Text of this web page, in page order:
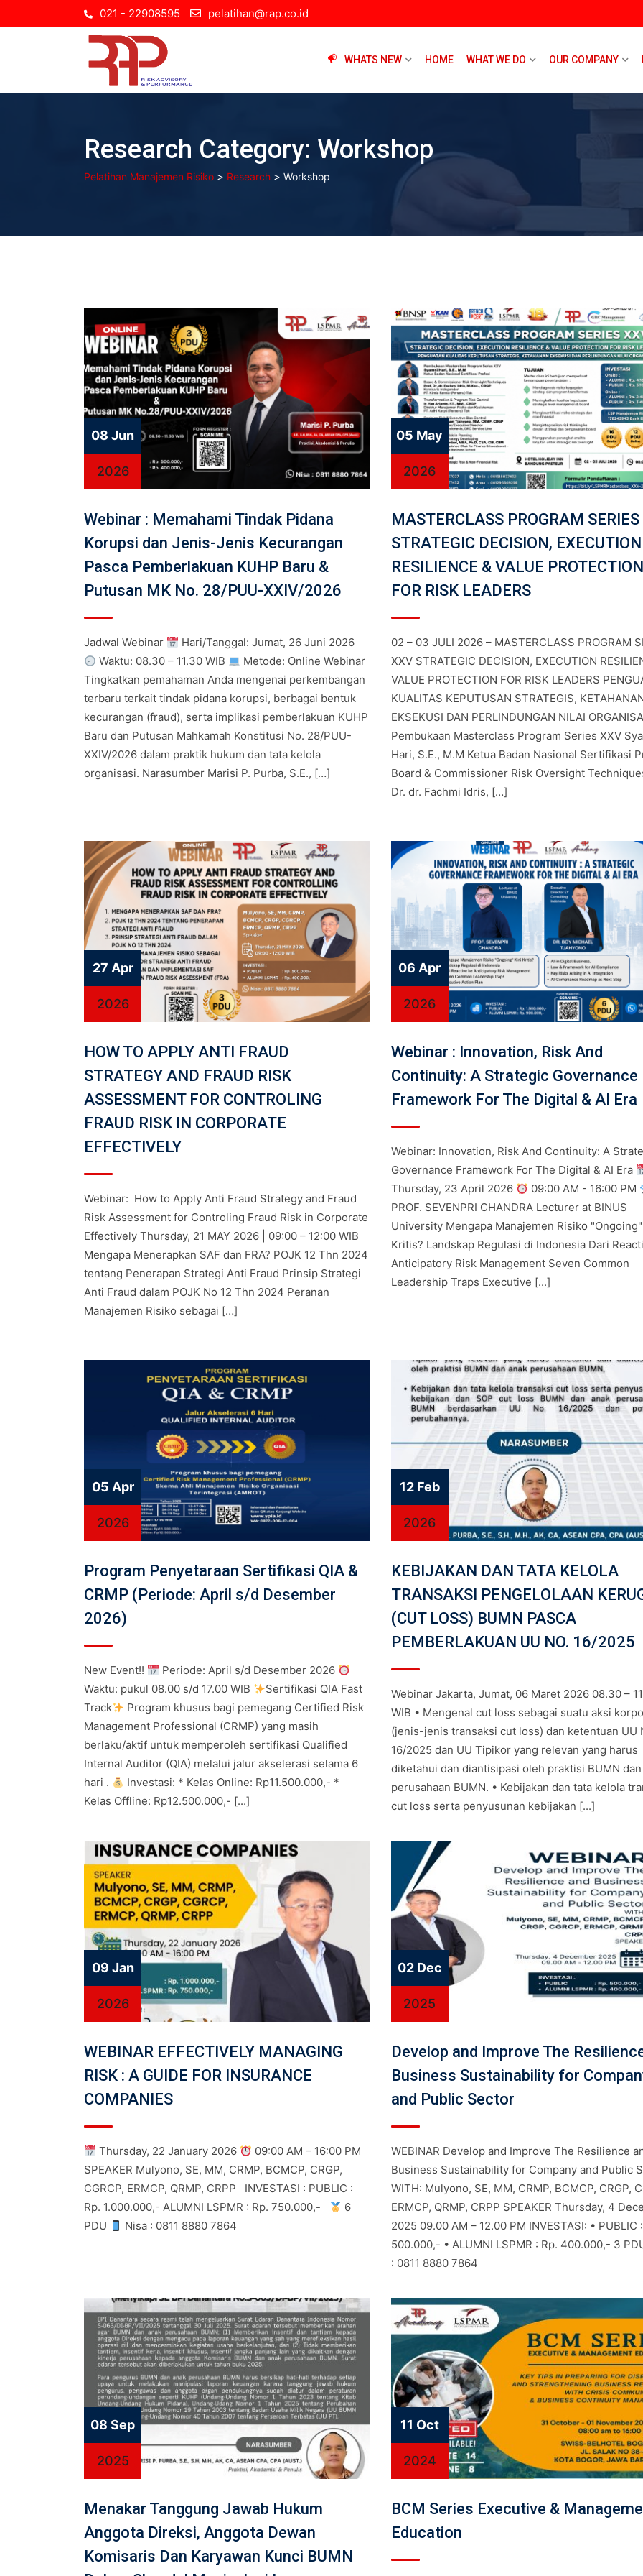
to
021 - 22908595 pelatihan@rap.co.id
WHATS NEW HOME WHAT WE DO OUR COMPANY
Research Category: Workshop
Pelatihan Manajemen Risiko > Research > Workshop
08 Jun
2026
Webinar : Memahami Tindak Pidana
Korupsi dan Jenis-Jenis Kecurangan
Pasca Pemberlakuan KUHP Baru &
Putusan MK No. 28/PUU-XXIV/2026
Jadwal Webinar
Hari/Tanggal: Jumat, 26 Juni 2026
Waktu: 08.30 – 11.30 WIB
Metode: Online Webinar
Tingkatkan pemahaman Anda mengenai perkembangan
terbaru terkait tindak pidana korupsi, berbagai bentuk
kecurangan (fraud), serta implikasi pemberlakuan KUHP
Baru dan Putusan Mahkamah Konstitusi No. 28/PUU-
XXIV/2026 dalam praktik hukum dan tata kelola
organisasi. Narasumber Marisi P. Purba, S.E., […]
05 May
2026
MASTERCLASS PROGRAM
STRATEGIC DECISION, EXECUTION
RESILIENCE & VALUE PROTECTION
FOR RISK LEADERS
02 – 03 JULI 2026 – MASTERCLASS PROGRAM
XXV STRATEGIC DECISION, EXECUTION
VALUE PROTECTION FOR RISK LEADERS
KUALITAS KEPUTUSAN STRATEGIS,
EKSEKUSI DAN PERLINDUNGAN NILAI
Pembukaan Masterclass Program Series XXV
Hari, S.E., M.M Ketua Badan Nasional Sertifikasi
Board & Commissioner Risk Oversight
Dr. dr. Fachmi Idris, […]
27 Apr
2026
HOW TO APPLY ANTI FRAUD
STRATEGY AND FRAUD RISK
ASSESSMENT FOR CONTROLING
FRAUD RISK IN CORPORATE
EFFECTIVELY
Webinar: How to Apply Anti Fraud Strategy and Fraud
Risk Assessment for Controling Fraud Risk in Corporate
Effectively Thursday, 21 MAY 2026 | 09:00 – 12:00 WIB
Mengapa Menerapkan SAF dan FRA? POJK 12 Thn 2024
tentang Penerapan Strategi Anti Fraud Prinsip Strategi
Anti Fraud dalam POJK No 12 Thn 2024 Peranan
Manajemen Risiko sebagai […]
06 Apr
2026
Webinar : Innovation, Risk And
Continuity: A Strategic Governance
Framework For The Digital & AI Era
Webinar: Innovation, Risk And Continuity: A
Governance Framework For The Digital & AI Era
Thursday, 23 April 2026
09:00 AM - 16:00 PM
PROF. SEVENPRI CHANDRA Lecturer at BINUS
University Mengapa Manajemen Risiko
Kritis? Landskap Regulasi di Indonesia Dari
Anticipatory Risk Management Seven Common
Leadership Traps Executive [...]
05 Apr
2026
Program Penyetaraan Sertifikasi QIA &
CRMP (Periode: April s/d Desember
2026)
New Event!!
Periode: April s/d Desember 2026
Waktu: pukul 08.00 s/d 17.00 WIB
Sertifikasi QIA Fast
Track
Program khusus bagi pemegang Certified Risk
Management Professional (CRMP) yang masih
berlaku/aktif untuk memperoleh sertifikasi Qualified
Internal Auditor (QIA) melalui jalur akselerasi selama 6
hari .
Investasi: * Kelas Online: Rp11.500.000,- *
Kelas Offline: Rp12.500.000,- [...]
12 Feb
2026
KEBIJAKAN DAN TATA KELOLA
TRANSAKSI PENGELOLAAN
(CUT LOSS) BUMN PASCA
PEMBERLAKUAN UU NO. 16/2025
Webinar Jakarta, Jumat, 06 Maret 2026 08.30 –
WIB • Mengenal cut loss sebagai suatu aksi
(jenis-jenis transaksi cut loss) dan ketentuan UU
16/2025 dan UU Tipikor yang relevan yang harus
diketahui dan diantisipasi oleh praktisi BUMN dan
perusahaan BUMN. • Kebijakan dan tata kelola
cut loss serta penyusunan kebijakan [...]
09 Jan
2026
WEBINAR EFFECTIVELY MANAGING
RISK : A GUIDE FOR INSURANCE
COMPANIES
Thursday, 22 January 2026
09:00 AM – 16:00 PM
SPEAKER Mulyono, SE, MM, CRMP, BCMCP, CRGP,
CGRCP, ERMCP, QRMP, CRPP INVESTASI : PUBLIC :
Rp. 1.000.000,- ALUMNI LSPMR : Rp. 750.000,-
6
PDU
Nisa : 0811 8880 7864
02 Dec
2025
Develop and Improve The
Business Sustainability for
and Public Sector
WEBINAR Develop and Improve The Resilience
Business Sustainability for Company and Public
WITH: Mulyono, SE, MM, CRMP, BCMCP, CRGP,
ERMCP, QRMP, CRPP SPEAKER Thursday, 4
2025 09.00 AM – 12.00 PM INVESTASI: • PUBLIC
500.000,- • ALUMNI LSPMR : Rp. 400.000,- 3
: 0811 8880 7864
08 Sep
2025
Menakar Tanggung Jawab Hukum
Anggota Direksi, Anggota Dewan
Komisaris Dan Karyawan Kunci BUMN
11 Oct
2024
BCM Series Executive &
Education